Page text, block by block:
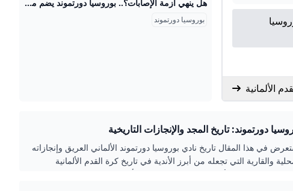
الألمانية
هل ينهي أزمة الإصابات؟.. بوروسيا دورتموند يضم مدافع تشيلسي في صفقة عاجلة – جريدة مانشيت أعلن نادي بوروسيا دورتموند عن ضم المدافع الأرجنتيني أرون أنسلمينو من تشيلسي الإنجليزي على سبيل الإعارة حتى صيف 2026، مع خيار الشراء النهائي. جاءت هذه الخطوة اقرأ أيضًا:عودة نارية.. كرواتيا تستعيد قمة تصفيات مونديال 2026 فهل تحافظ عليها؟ أوضح لارس ريكن، المدير التنفيذي لبوروسيا دورتموند، أن هذه الصفقة كانت ضرورية وملحة. وأشار ريكن إلى أن الإصابات التي تعرض لها لاعبون أساسيون في قلب الدفاع، مثل إيمري تشان ونيكو شلوتيربك ونيكلاس زوله، دفعت إدارة النادي للتحرك بسرعة لتدعيم هذا المركز الحيوي لضمان استقرار الفريق.
بوروسيا دورتموند
دورتموند: تاريخ المجد والإنجازات التاريخية
في هذا المقال تاريخ نادي بوروسيا دورتموند الألماني العريق وإنجازاته
والقارية التي تجعله من أبرز الأندية في تاريخ كرة القدم الألمانية
مع تفصيل لأبرز البطولات التي حققها وأهمية ملعبه وجماهيره الوفية.